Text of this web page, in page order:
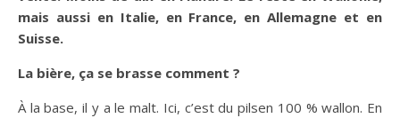
mais aussi en Italie, en France, en Allemagne et en
Suisse.
La bière, ça se brasse comment ?
À la base, il y a le malt. Ici, c’est du pilsen 100 % wallon. En